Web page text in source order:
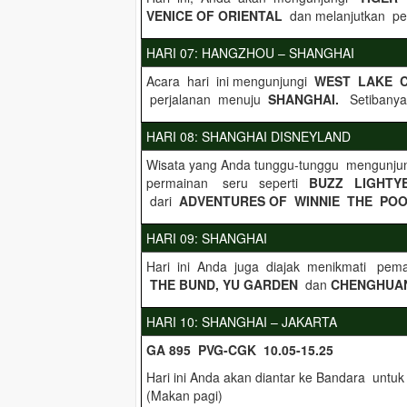
VENICE OF ORIENTAL dan melanjutkan
HARI 07: HANGZHOU – SHANGHAI
Acara hari ini mengunjungi WEST LAKE
perjalanan menuju SHANGHAI.
HARI 08: SHANGHAI DISNEYLAND
Wisata yang Anda tunggu-tunggu
permainan seru seperti BUZZ
dari ADVENTURES OF WINNIE THE
HARI 09: SHANGHAI
Hari ini Anda juga diajak menikmati
THE BUND, YU GARDEN dan
HARI 10: SHANGHAI – JAKARTA
GA 895 PVG-CGK 10.05-15.25
Hari ini Anda akan diantar ke Bandara
(Makan pagi)